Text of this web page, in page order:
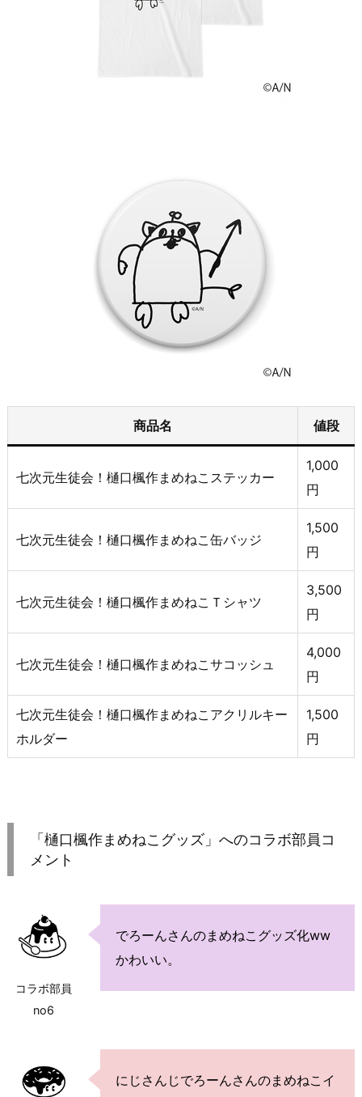
商品名 値段
七次元生徒会！樋口楓作まめねこステッカー
1,000
円
七次元生徒会！樋口楓作まめねこ缶バッジ
1,500
円
七次元生徒会！樋口楓作まめねこＴシャツ
3,500
円
七次元生徒会！樋口楓作まめねこサコッシュ
4,000
円
七次元生徒会！樋口楓作まめねこアクリルキー
ホルダー
1,500
円
「樋口楓作まめねこグッズ」へのコラボ部員コ
メント
コラボ部員
no6
でろーんさんのまめねこグッズ化ww
かわいい。
にじさんじでろーんさんのまめねこイ